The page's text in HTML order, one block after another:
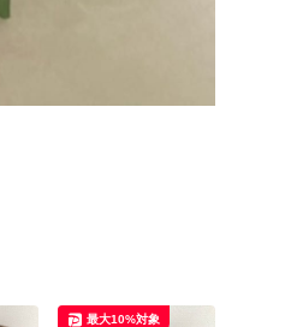
最大10%対象